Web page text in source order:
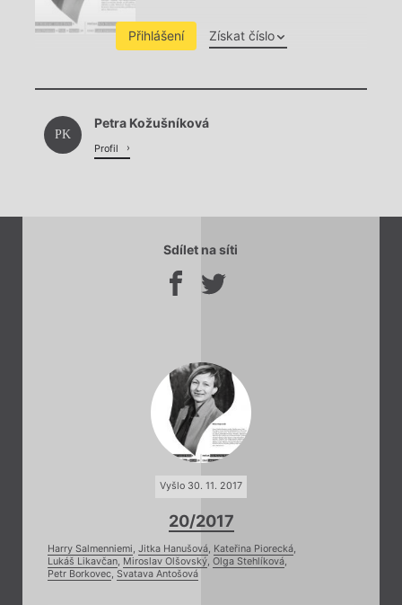
Přihlášení Získat číslo
Chviličku.
Načítá se.
PK
Petra Kožušníková
Profil
Sdílet na síti
Vyšlo 30. 11. 2017
20/2017
Harry Salmenniemi, Jitka Hanušová, Kateřina Piorecká,
Lukáš Likavčan, Miroslav Olšovský, Olga Stehlíková,
Petr Borkovec, Svatava Antošová